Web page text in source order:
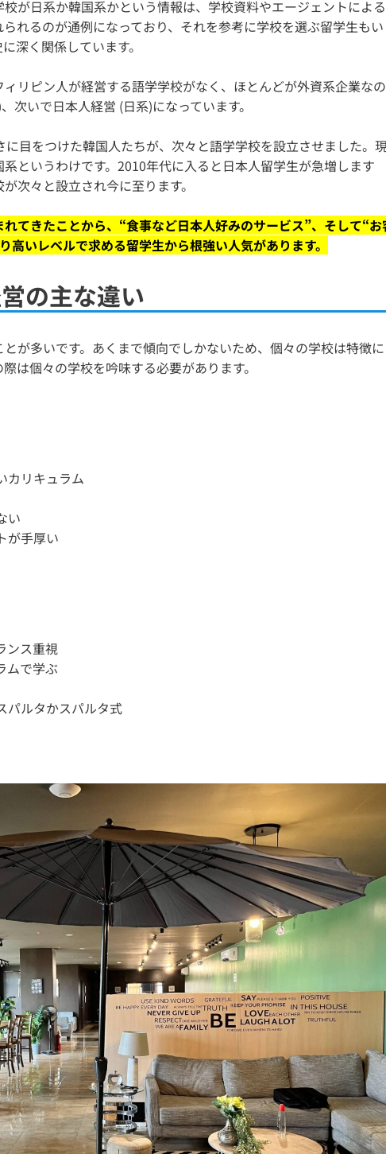
が日系か韓国系かという情報は、学校資料やエージェントによる
れるのが通例になっており、それを参考に学校を選ぶ留学生もい
深く関係しています。
リピン人が経営する語学学校がなく、ほとんどが外資系企業なの
次いで日本人経営 (日系)になっています。
目をつけた韓国人たちが、次々と語学学校を設立させました。
というわけです。2010年代に入ると日本人留学生が急増します
次々と設立され今に至ります。
てきたことから、“食事など日本人好みのサービス”、そして“お
いレベルで求める留学生から根強い人気があります。
の主な違い
が多いです。あくまで傾向でしかないため、個々の学校は特徴に
は個々の学校を吟味する必要があります。
カリキュラム
い
が手厚い
ンス重視
ムで学ぶ
パルタかスパルタ式